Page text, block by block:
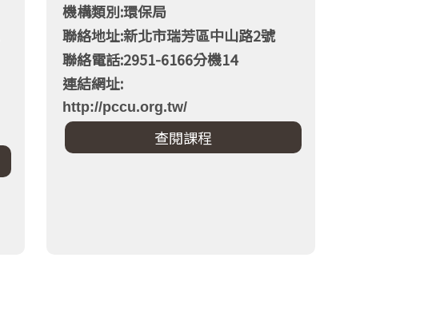
機構類別:環保局
聯絡地址:新北市瑞芳區中山路2號
聯絡電話:2951-6166分機14
連結網址:
http://pccu.org.tw/